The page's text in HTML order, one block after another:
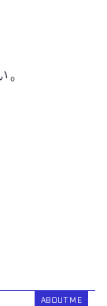
。
ABOUT ME